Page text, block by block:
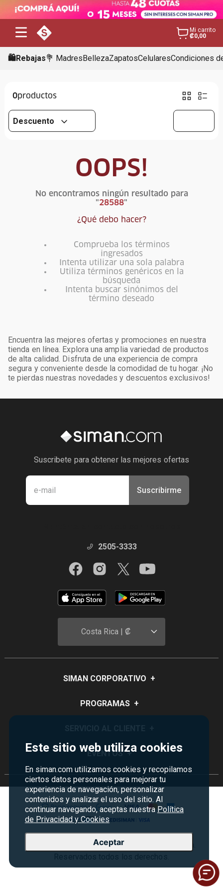
Mi carrito
₡0,00
🛍️Rebajas💐 MadresBellezaZapatosCelularesCondiciones
Este sitio web utiliza cookies
En siman.com utilizamos cookies y recopilamos
ciertos datos personales para mejorar tu
experiencia de navegación, personalizar
contenidos y analizar el uso del sitio. Al
continuar navegando, aceptas nuestra Política
de Privacidad y Cookies
Aceptar
0
Descuento
OOPS!
No encontramos ningún resultado para
"28588"
¿Qué debo hacer?
Comprueba los términos
ingresados
Intenta utilizar una sola palabra
Utiliza términos genéricos en la
búsqueda
Intenta buscar sinónimos del
término deseado
Encuentra las mejores ofertas y promociones en nuestra
tienda en línea. Explora una amplia variedad de productos
de alta calidad. Disfruta de una experiencia de compra
segura y conveniente desde la comodidad de tu hogar. ¡No
te pierdas nuestras novedades y descuentos exclusivos!
Suscribete para obtener las mejores ofertas
Suscribirme
2505-3333
Costa Rica | ₡
SIMAN CORPORATIVO +
Quiénes Somos
Sucursales
Servicios
Empleos Siman
PROGRAMAS +
Certificados de Regalo
Credisiman
Preguntas Frecuentes
Política de devoluciones y garantías
Contáctenos
Seguridad del sitio
Política de Privacidad
Condiciones ofertas
Términos y condiciones
EVENTOS +
Rebajas
Madres
Copyright © 2026 Almacenes Siman Costa Rica.